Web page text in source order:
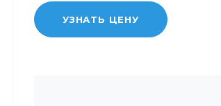
УЗНАТЬ ЦЕНУ